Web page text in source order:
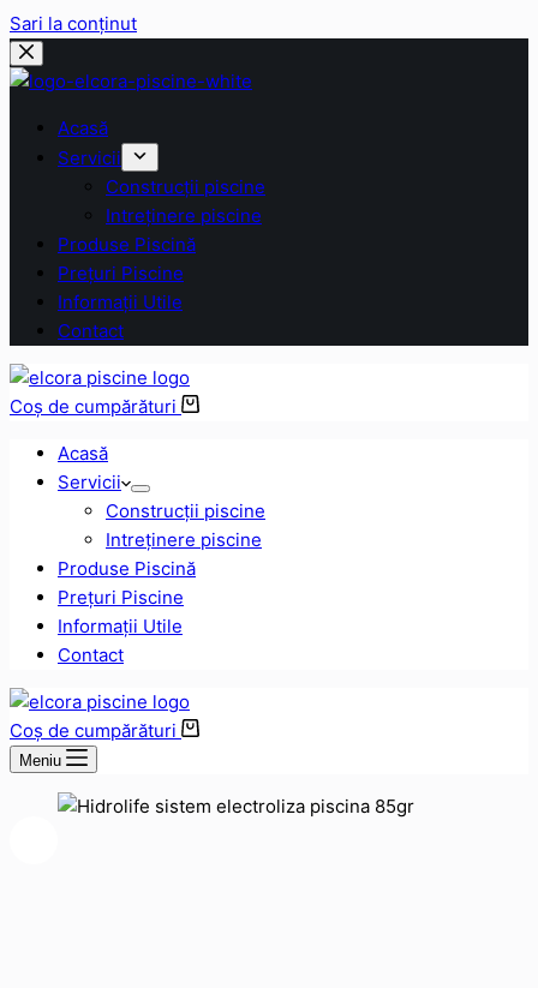
Sari la conținut
Acasă
Servicii
Construcții piscine
Intreținere piscine
Produse Piscină
Prețuri Piscine
Informații Utile
Contact
Coș de cumpărături
Acasă
Servicii
Construcții piscine
Intreținere piscine
Produse Piscină
Prețuri Piscine
Informații Utile
Contact
Coș de cumpărături
Meniu